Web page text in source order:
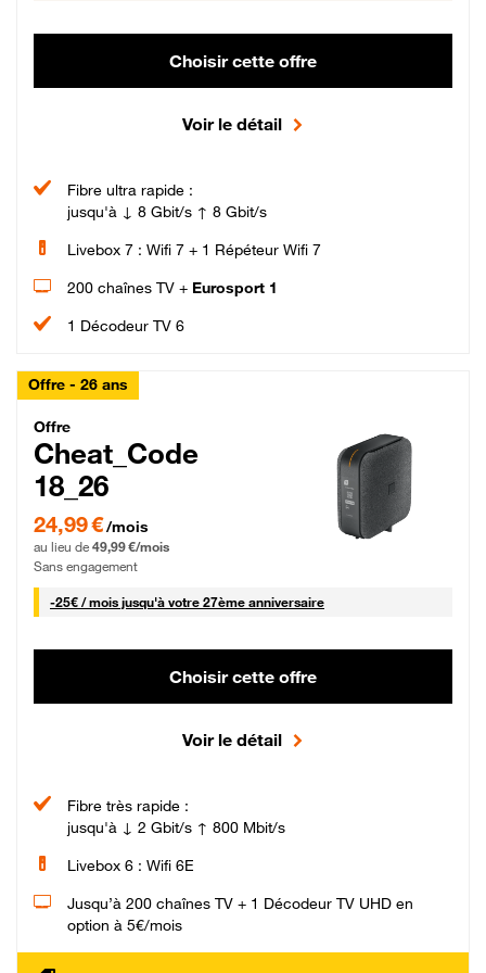
Choisir cette offre
Voir le détail
Fibre ultra rapide :
jusqu'à ↓ 8 Gbit/s ↑ 8 Gbit/s
Livebox 7 : Wifi 7 + 1 Répéteur Wifi 7
200 chaînes TV + Eurosport 1
1 Décodeur TV 6
Offre - 26 ans
Cheat_Code Fibre_18_26
Offre
Cheat_Code
18_26
24,99 € par mois pendant 0 mois puis 49,99 € par mois, Sans engagement
24,99 €/mois
au lieu de 49,99 €/mois
Sans engagement
-25€ / mois25 € par mois
jusqu'à votre 27ème anniversaire
Choisir cette offre
Voir le détail
Fibre très rapide :
jusqu'à ↓ 2 Gbit/s ↑ 800 Mbit/s
Livebox 6 : Wifi 6E
Jusqu’à 200 chaînes TV + 1 Décodeur TV UHD en
option à 5€/mois